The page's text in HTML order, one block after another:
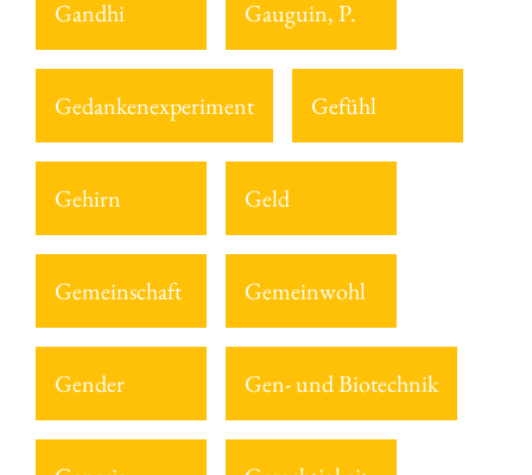
Gandhi Gauguin, P.
Gedankenexperiment Gefühl
Gehirn Geld
Gemeinschaft Gemeinwohl
Gender Gen- und Biotechnik